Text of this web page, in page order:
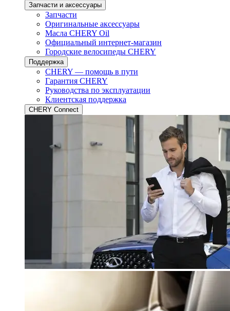
Запчасти и аксессуары
Запчасти
Оригинальные аксессуары
Масла CHERY Oil
Официальный интернет-магазин
Городские велосипеды CHERY
Поддержка
CHERY — помощь в пути
Гарантия CHERY
Руководства по эксплуатации
Клиентская поддержка
CHERY Connect